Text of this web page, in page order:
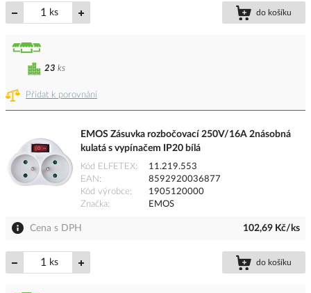
ks do košíku
Přidat k porovnání
23 ks
EMOS Zásuvka rozbočovací 250V/16A 2násobná
kulatá s vypínačem IP20 bílá
Kód ELFETEX
11.219.553
EAN
8592920036877
Kód výrobce
1905120000
Značka
EMOS
Cena s DPH 102,69 Kč/ks
ks do košíku